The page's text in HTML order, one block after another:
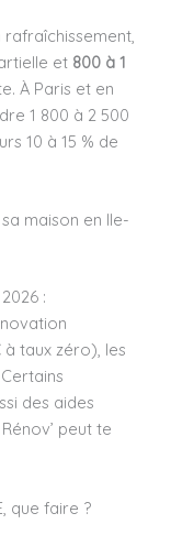
rafraîchissement,
et 800 à 1
À Paris et en
1 800 à 2 500
10 à 15 % de
maison en Ile-
:
à taux zéro), les
des aides
peut te
que faire ?